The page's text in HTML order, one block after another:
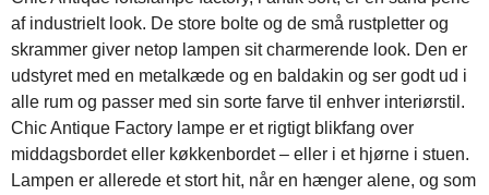
af industrielt look. De store bolte og de små rustpletter og
skrammer giver netop lampen sit charmerende look. Den er
udstyret med en metalkæde og en baldakin og ser godt ud i
alle rum og passer med sin sorte farve til enhver interiørstil.
Chic Antique Factory lampe er et rigtigt blikfang over
middagsbordet eller køkkenbordet – eller i et hjørne i stuen.
Lampen er allerede et stort hit, når en hænger alene, og som